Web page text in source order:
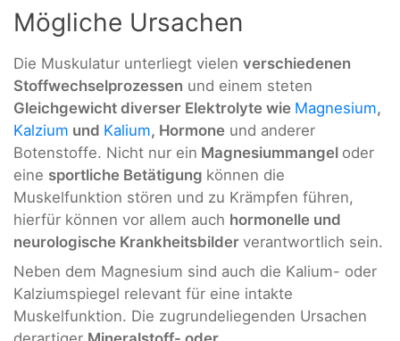
Mögliche Ursachen
Die Muskulatur unterliegt vielen verschiedenen
Stoffwechselprozessen und einem steten
Gleichgewicht diverser Elektrolyte wie Magnesium,
Kalzium und Kalium, Hormone und anderer
Botenstoffe. Nicht nur ein Magnesiummangel oder
eine sportliche Betätigung können die
Muskelfunktion stören und zu Krämpfen führen,
hierfür können vor allem auch hormonelle und
neurologische Krankheitsbilder verantwortlich sein.
Neben dem Magnesium sind auch die Kalium- oder
Kalziumspiegel relevant für eine intakte
Muskelfunktion. Die zugrundeliegenden Ursachen